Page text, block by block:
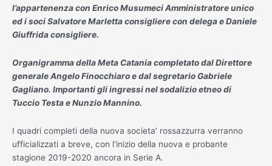
l’appartenenza con Enrico Musumeci Amministratore unico
ed i soci Salvatore Marletta consigliere con delega e Daniele
Giuffrida consigliere.
Organigramma della Meta Catania completato dal Direttore
generale Angelo Finocchiaro e dal segretario Gabriele
Gagliano. Importanti gli ingressi nel sodalizio etneo di
Tuccio Testa e Nunzio Mannino.
I quadri completi della nuova societa’ rossazzurra verranno
ufficializzati a breve, con l’inizio della nuova e probante
stagione 2019-2020 ancora in Serie A.